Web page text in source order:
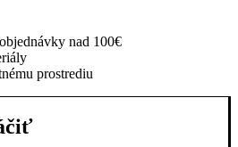
nad 100€
prostrediu